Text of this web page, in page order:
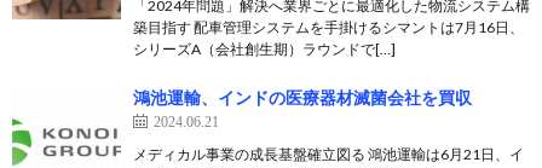
「2024年問題」解決へ業界ごとに最適化した物流システム構
築目指す 配車管理システムを手掛けるシマントは7月16日、
シリーズA（会社創生期）ラウンドで[…]
鴻池運輸、インドの医療器材滅菌会社を買収
2024.06.21
メディカル事業の成長基盤確立図る 鴻池運輸は6月21日、イ